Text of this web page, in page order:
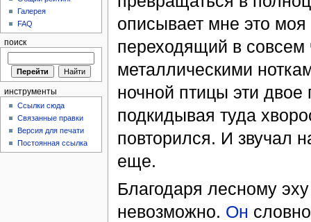
описывает мне это моя
переходящий в совсем
металлическими
ночной птицы эти двое
подкидывая туда
повторился. И звучал
еще.
Благодаря лесному
невозможно. Он
Галерея
FAQ
поиск
инструменты
Ссылки сюда
Связанные правки
Версия для печати
Постоянная ссылка